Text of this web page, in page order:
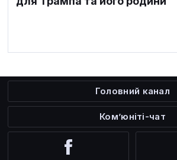
Головний канал
Ком’юніті-чат